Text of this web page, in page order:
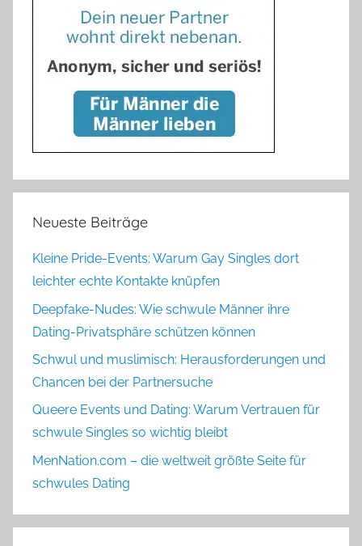
Neueste Beiträge
Kleine Pride-Events: Warum Gay Singles dort
leichter echte Kontakte knüpfen
Deepfake-Nudes: Wie schwule Männer ihre
Dating-Privatsphäre schützen können
Schwul und muslimisch: Herausforderungen und
Chancen bei der Partnersuche
Queere Events und Dating: Warum Vertrauen für
schwule Singles so wichtig bleibt
MenNation.com – die weltweit größte Seite für
schwules Dating